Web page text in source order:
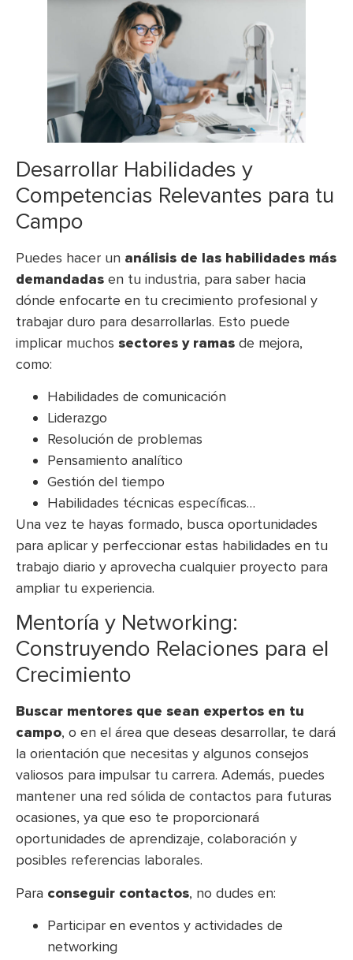
Desarrollar Habilidades y
Competencias Relevantes para tu
Campo
Puedes hacer un análisis de las habilidades más
demandadas en tu industria, para saber hacia
dónde enfocarte en tu crecimiento profesional y
trabajar duro para desarrollarlas. Esto puede
implicar muchos sectores y ramas de mejora,
como:
Habilidades de comunicación
Liderazgo
Resolución de problemas
Pensamiento analítico
Gestión del tiempo
Habilidades técnicas específicas…
Una vez te hayas formado, busca oportunidades
para aplicar y perfeccionar estas habilidades en tu
trabajo diario y aprovecha cualquier proyecto para
ampliar tu experiencia.
Mentoría y Networking:
Construyendo Relaciones para el
Crecimiento
Buscar mentores que sean expertos en tu
campo, o en el área que deseas desarrollar, te dará
la orientación que necesitas y algunos consejos
valiosos para impulsar tu carrera. Además, puedes
mantener una red sólida de contactos para futuras
ocasiones, ya que eso te proporcionará
oportunidades de aprendizaje, colaboración y
posibles referencias laborales.
Para conseguir contactos, no dudes en:
Participar en eventos y actividades de
networking